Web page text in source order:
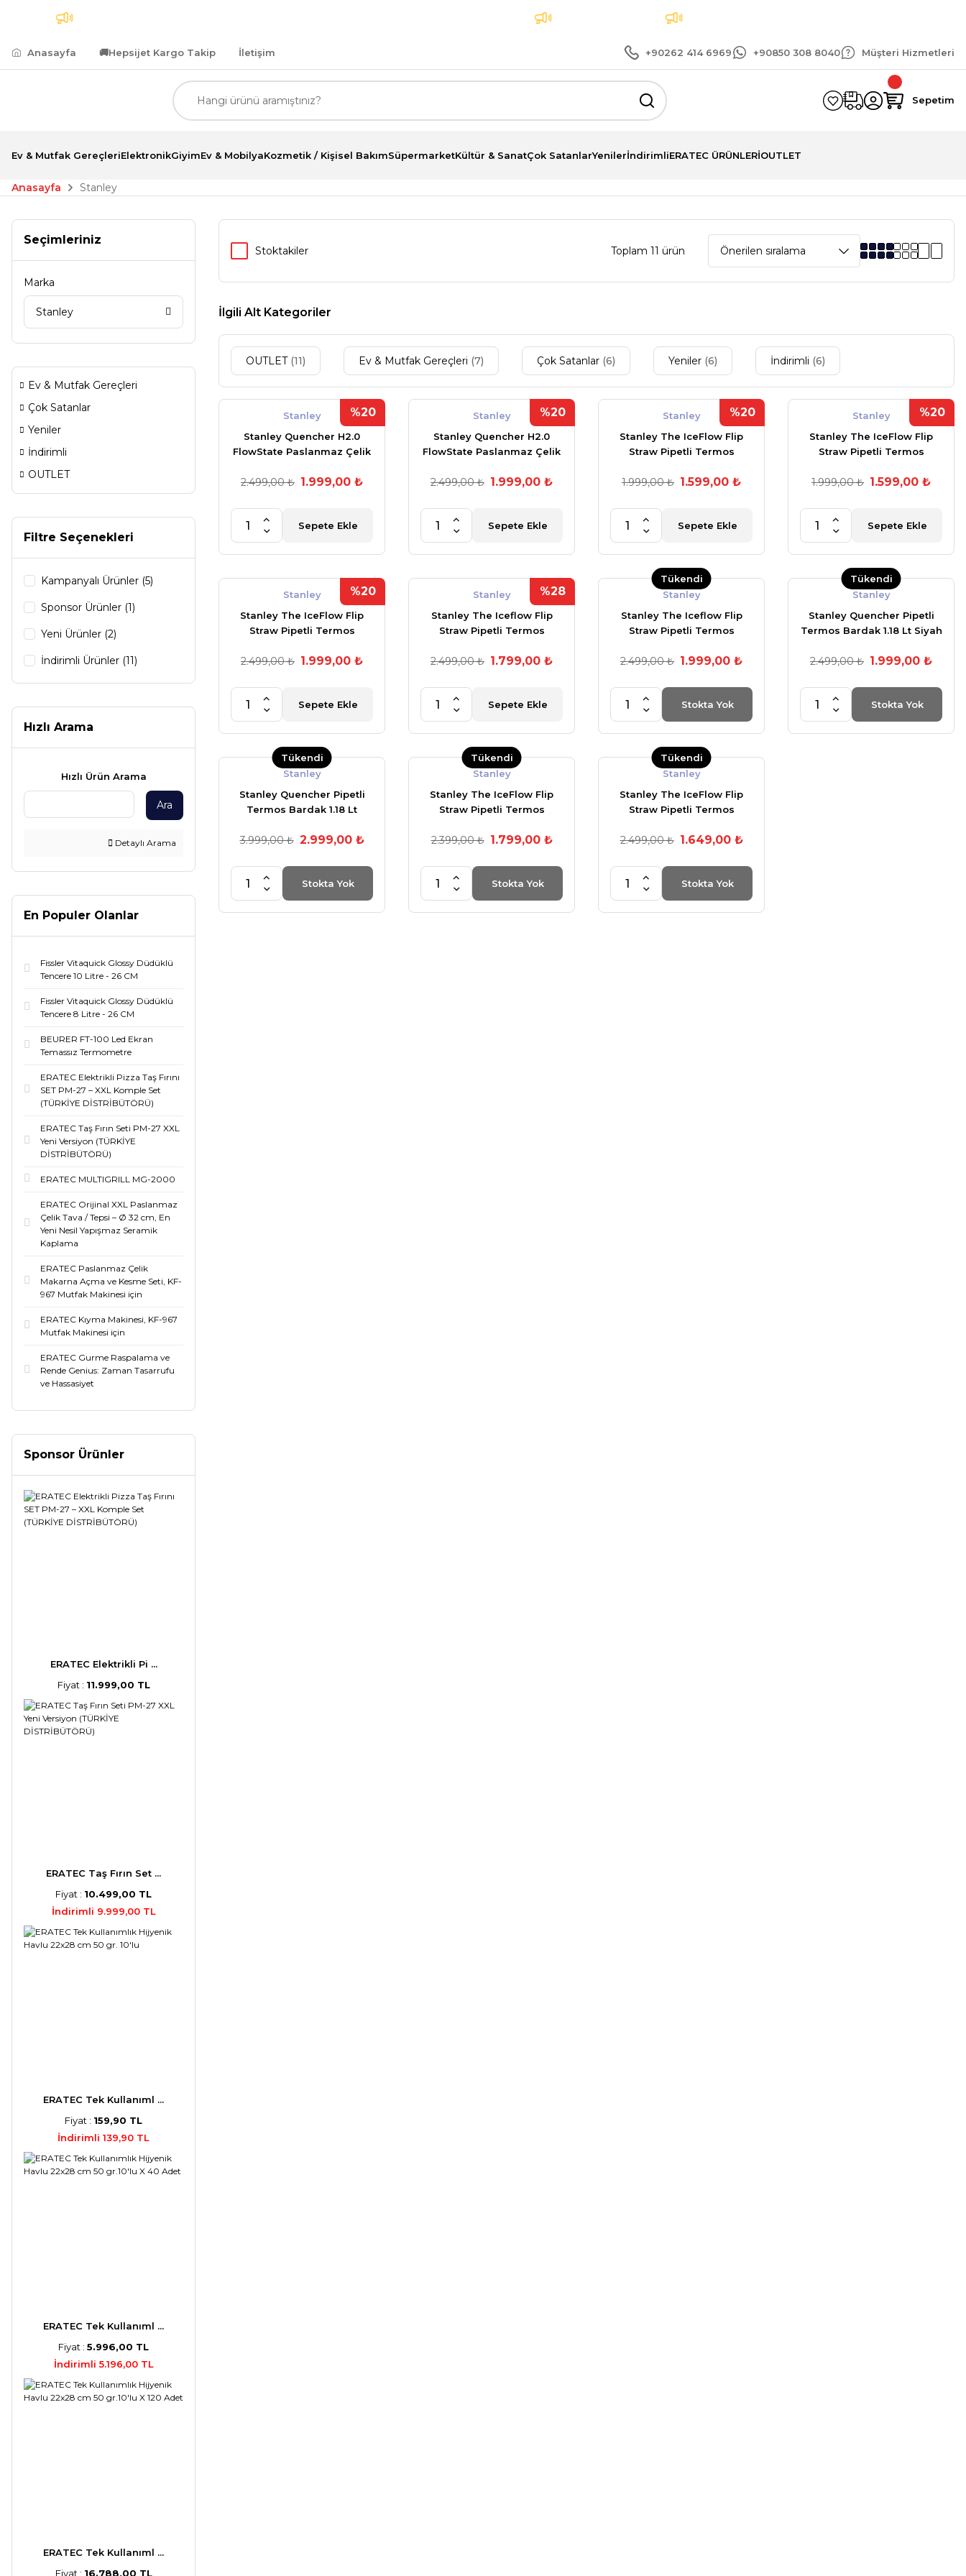
7.500,00 TL ve Üzeri Alımlarda Kredi Kartına Peşin Fiyatına 3 Taksit İmkanı Aynı Gün Teslimat Tüm siparişlerinizde geçerli 1.500 TL ve üzeri
Anasayfa 🚚Hepsijet Kargo Takip İletişim +90262 414 6969 +90850 308 8040 Müşteri Hizmetleri
Sepetim
Ev & Mutfak GereçleriElektronikGiyimEv & MobilyaKozmetik / Kişisel BakımSüpermarketKültür & SanatÇok SatanlarYenilerİndirimliERATEC ÜRÜNLERİOUTLET
Anasayfa Stanley
Seçimleriniz
Marka
Stanley
Ev & Mutfak Gereçleri
Çok Satanlar
Yeniler
İndirimli
OUTLET
Filtre Seçenekleri
Kampanyalı Ürünler (5)
Sponsor Ürünler (1)
Yeni Ürünler (2)
İndirimli Ürünler (11)
Hızlı Arama
Hızlı Ürün Arama
Ara
Detaylı Arama
En Populer Olanlar
Fissler Vitaquick Glossy Düdüklü
Tencere 10 Litre - 26 CM
Fissler Vitaquick Glossy Düdüklü
Tencere 8 Litre - 26 CM
BEURER FT-100 Led Ekran
Temassız Termometre
ERATEC Elektrikli Pizza Taş Fırını
SET PM-27 – XXL Komple Set
(TÜRKİYE DİSTRİBÜTÖRÜ)
ERATEC Taş Fırın Seti PM-27 XXL
Yeni Versiyon (TÜRKİYE
DİSTRİBÜTÖRÜ)
ERATEC MULTIGRILL MG-2000
ERATEC Orijinal XXL Paslanmaz
Çelik Tava / Tepsi – Ø 32 cm, En
Yeni Nesil Yapışmaz Seramik
Kaplama
ERATEC Paslanmaz Çelik
Makarna Açma ve Kesme Seti, KF-
967 Mutfak Makinesi için
ERATEC Kıyma Makinesi, KF-967
Mutfak Makinesi için
ERATEC Gurme Raspalama ve
Rende Genius: Zaman Tasarrufu
ve Hassasiyet
Sponsor Ürünler
ERATEC Elektrikli Pi ...
Fiyat : 11.999,00 TL
ERATEC Taş Fırın Set ...
Fiyat : 10.499,00 TL
İndirimli 9.999,00 TL
ERATEC Tek Kullanıml ...
Fiyat : 159,90 TL
İndirimli 139,90 TL
ERATEC Tek Kullanıml ...
Fiyat : 5.996,00 TL
İndirimli 5.196,00 TL
ERATEC Tek Kullanıml ...
Fiyat : 16.788,00 TL
Stoktakiler Toplam 11 ürün
İlgili Alt Kategoriler
OUTLET (11) Ev & Mutfak Gereçleri (7) Çok Satanlar (6) Yeniler (6) İndirimli (6)
%20
Stanley
Stanley Quencher H2.0
FlowState Paslanmaz Çelik
oz 1,18 Lt Antrasit
2.499,00 ₺ 1.999,00 ₺
Sepete Ekle
%20
Stanley
Stanley Quencher H2.0
FlowState Paslanmaz Çelik
oz 1,18 Lt Fog
2.499,00 ₺ 1.999,00 ₺
Sepete Ekle
%20
Stanley
Stanley The IceFlow Flip
Straw Pipetli Termos
(OUTLET)
1.999,00 ₺ 1.599,00 ₺
Sepete Ekle
%20
Stanley
Stanley The IceFlow Flip
Straw Pipetli Termos
(OUTLET)
1.999,00 ₺ 1.599,00 ₺
Sepete Ekle
%20
Stanley
Stanley The IceFlow Flip
Straw Pipetli Termos
(OUTLET)
2.499,00 ₺ 1.999,00 ₺
Sepete Ekle
%28
Stanley
Stanley The Iceflow Flip
Straw Pipetli Termos
(OUTLET)
2.499,00 ₺ 1.799,00 ₺
Sepete Ekle
Tükendi
Stanley
Stanley The Iceflow Flip
Straw Pipetli Termos
2.499,00 ₺ 1.999,00 ₺
Stokta Yok
Tükendi
Stanley
Stanley Quencher Pipetli
Termos Bardak 1.18 Lt Siyah
2.499,00 ₺ 1.999,00 ₺
Stokta Yok
Tükendi
Stanley
Stanley Quencher Pipetli
Termos Bardak 1.18 Lt
3.999,00 ₺ 2.999,00 ₺
Stokta Yok
Tükendi
Stanley
Stanley The IceFlow Flip
Straw Pipetli Termos
(OUTLET)
2.399,00 ₺ 1.799,00 ₺
Stokta Yok
Tükendi
Stanley
Stanley The IceFlow Flip
Straw Pipetli Termos
2.499,00 ₺ 1.649,00 ₺
Stokta Yok